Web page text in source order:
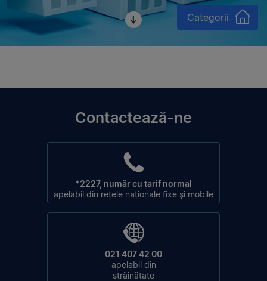
Categorii
Contactează-ne
*2227, număr cu tarif normal
apelabil din rețele naționale fixe și mobile
021 407 42 00
apelabil din
străinătate